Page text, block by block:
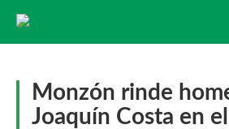
Monzón rinde
Joaquín Costa en